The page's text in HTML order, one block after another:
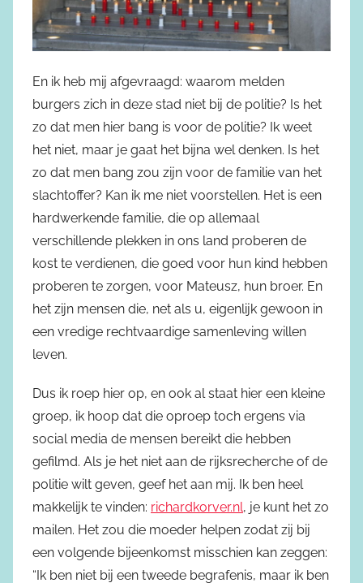
En ik heb mij afgevraagd: waarom melden
burgers zich in deze stad niet bij de politie? Is het
zo dat men hier bang is voor de politie? Ik weet
het niet, maar je gaat het bijna wel denken. Is het
zo dat men bang zou zijn voor de familie van het
slachtoffer? Kan ik me niet voorstellen. Het is een
hardwerkende familie, die op allemaal
verschillende plekken in ons land proberen de
kost te verdienen, die goed voor hun kind hebben
proberen te zorgen, voor Mateusz, hun broer. En
het zijn mensen die, net als u, eigenlijk gewoon in
een vredige rechtvaardige samenleving willen
leven.
Dus ik roep hier op, en ook al staat hier een kleine
groep, ik hoop dat die oproep toch ergens via
social media de mensen bereikt die hebben
gefilmd. Als je het niet aan de rijksrecherche of de
politie wilt geven, geef het aan mij. Ik ben heel
makkelijk te vinden: richardkorver.nl, je kunt het zo
mailen. Het zou die moeder helpen zodat zij bij
een volgende bijeenkomst misschien kan zeggen:
“Ik ben niet bij een tweede begrafenis, maar ik ben